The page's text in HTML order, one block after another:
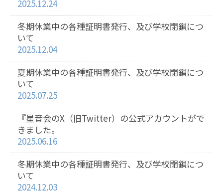
2025.12.24
冬期休業中の各種証明書発行、及び学校閉鎖につ
いて
2025.12.04
夏期休業中の各種証明書発行、及び学校閉鎖につ
いて
2025.07.25
『星音会のX（旧Twitter）の公式アカウントがで
きました。
2025.06.16
冬期休業中の各種証明書発行、及び学校閉鎖につ
いて
2024.12.03